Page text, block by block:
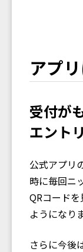
アプ
受付が
エント
公式アプリ
時に毎回ニ
QRコード
ようになり
さらに今後